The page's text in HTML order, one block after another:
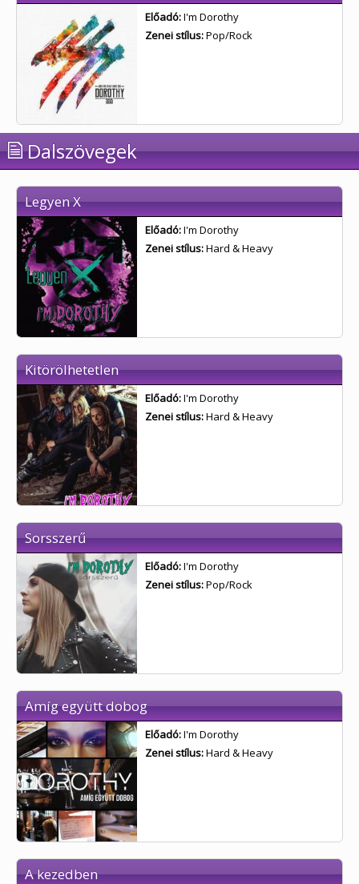
Előadó:I'm Dorothy
Zenei stílus:Pop/Rock
Dalszövegek
Legyen X
Előadó:I'm Dorothy
Zenei stílus:Hard & Heavy
Kitörölhetetlen
Előadó:I'm Dorothy
Zenei stílus:Hard & Heavy
Sorsszerű
Előadó:I'm Dorothy
Zenei stílus:Pop/Rock
Amíg együtt dobog
Előadó:I'm Dorothy
Zenei stílus:Hard & Heavy
A kezedben